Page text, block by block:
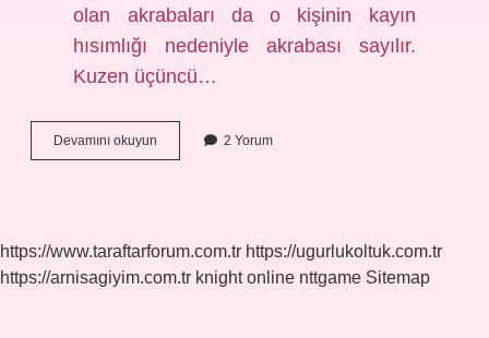
olan akrabaları da o kişinin kayın
hısımlığı nedeniyle akrabası sayılır.
Kuzen üçüncü…
Devamını okuyun
Çocukları
2 Yorum
https://www.taraftarforum.com.tr https://ugurlukoltuk.com.tr
https://arnisagiyim.com.tr knight online nttgame Sitemap